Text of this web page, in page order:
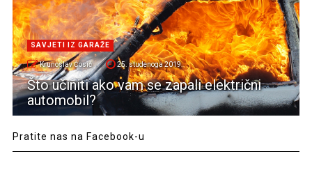
SAVJETI IZ GARAŽE
Krunoslav Ćosić 25. studenoga 2019.
Što učiniti ako vam se zapali električni
automobil?
Pratite nas na Facebook-u